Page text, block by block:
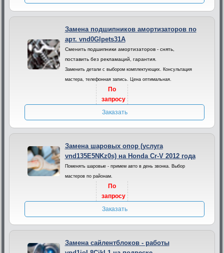
Замена подшипников амортизаторов по
арт. vnd0Glpets31A
Сменить подшипники амортизаторов - снять,
поставить без рекламаций, гарантия.
Заменить детали с выбором комплектующих. Консультация
мастера, телефонная запись. Цена оптимальная.
По
запросу
Заказать
Замена шаровых опор (услуга
vnd135E5NKz0s) на Honda Cr-V 2012 года
Поменять шаровые - примем авто в день звонка. Выбор
мастеров по районам.
По
запросу
Заказать
Замена сайлентблоков - работы